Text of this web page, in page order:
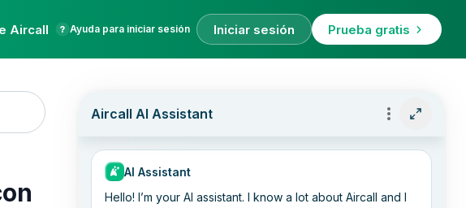
Aircall Ayuda para iniciar sesión Iniciar sesión Prueba gratis